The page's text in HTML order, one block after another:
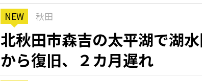
NEW 秋田
北秋田市森吉の太平湖で湖
から復旧、２カ月遅れ